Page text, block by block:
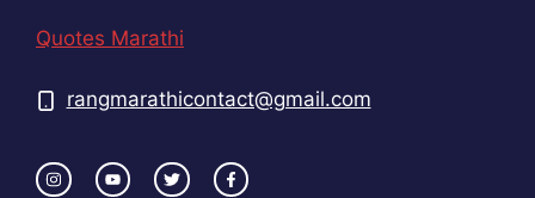
Quotes Marathi
rangmarathicontact@gmail.com